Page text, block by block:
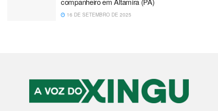
16 DE SETEMBRO DE 2025